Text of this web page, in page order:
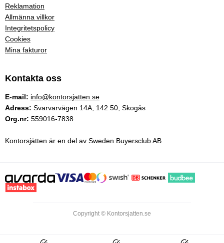
Reklamation
Allmänna villkor
Integritetspolicy
Cookies
Mina fakturor
Kontakta oss
E-mail: info@kontorsjatten.se
Adress: Svarvarvägen 14A, 142 50, Skogås
Org.nr: 559016-7838
Kontorsjätten är en del av Sweden Buyersclub AB
Copyright © Kontorsjatten.se